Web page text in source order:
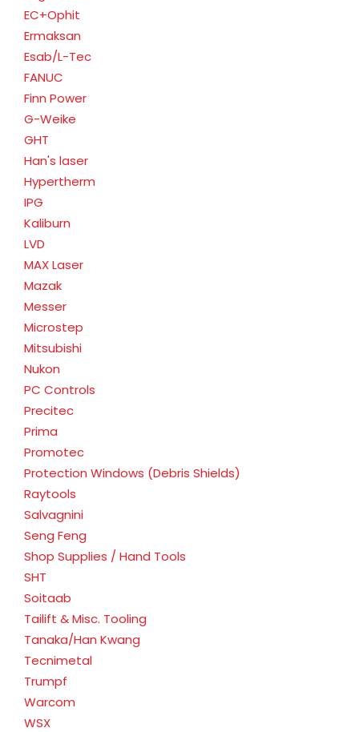
EC+Ophit
Ermaksan
Esab/L-Tec
FANUC
Finn Power
G-Weike
GHT
Han's laser
Hypertherm
IPG
Kaliburn
LVD
MAX Laser
Mazak
Messer
Microstep
Mitsubishi
Nukon
PC Controls
Precitec
Prima
Promotec
Protection Windows (Debris Shields)
Raytools
Salvagnini
Seng Feng
Shop Supplies / Hand Tools
SHT
Soitaab
Tailift & Misc. Tooling
Tanaka/Han Kwang
Tecnimetal
Trumpf
Warcom
WSX